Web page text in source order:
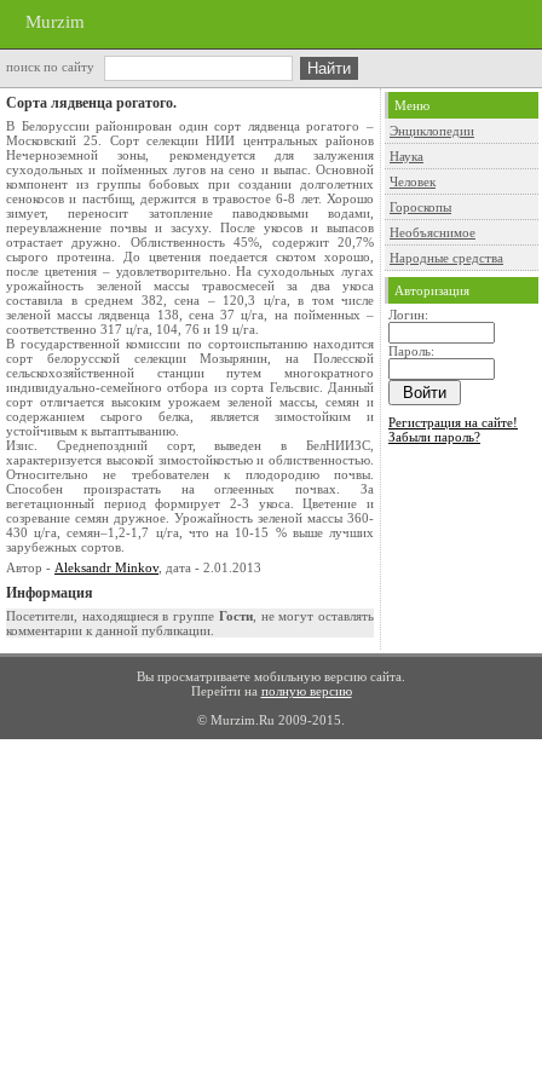
Murzim
поиск по сайту
Сорта лядвенца рогатого.
В Белоруссии районирован один сорт лядвенца рогатого –
Московский 25. Сорт селекции НИИ центральных районов
Нечерноземной зоны, рекомендуется для залужения
суходольных и пойменных лугов на сено и выпас. Основной
компонент из группы бобовых при создании долголетних
сенокосов и пастбищ, держится в травостое 6-8 лет. Хорошо
зимует, переносит затопление паводковыми водами,
переувлажнение почвы и засуху. После укосов и выпасов
отрастает дружно. Облиственность 45%, содержит 20,7%
сырого протеина. До цветения поедается скотом хорошо,
после цветения – удовлетворительно. На суходольных лугах
урожайность зеленой массы травосмесей за два укоса
составила в среднем 382, сена – 120,3 ц/га, в том числе
зеленой массы лядвенца 138, сена 37 ц/га, на пойменных –
соответственно 317 ц/га, 104, 76 и 19 ц/га.
В государственной комиссии по сортоиспытанию находится
сорт белорусской селекции Мозырянин, на Полесской
сельскохозяйственной станции путем многократного
индивидуально-семейного отбора из сорта Гельсвис. Данный
сорт отличается высоким урожаем зеленой массы, семян и
содержанием сырого белка, является зимостойким и
устойчивым к вытаптыванию.
Изис. Среднепоздний сорт, выведен в БелНИИЗС,
характеризуется высокой зимостойкостью и облиственностью.
Относительно не требователен к плодородию почвы.
Способен произрастать на оглеенных почвах. За
вегетационный период формирует 2-3 укоса. Цветение и
созревание семян дружное. Урожайность зеленой массы 360-
430 ц/га, семян–1,2-1,7 ц/га, что на 10-15 % выше лучших
зарубежных сортов.
Автор - Aleksandr Minkov, дата - 2.01.2013
Информация
Посетители, находящиеся в группе Гости, не могут оставлять
комментарии к данной публикации.
Меню
Энциклопедии
Наука
Человек
Гороскопы
Необъяснимое
Народные средства
Авторизация
Логин:
Пароль:
Регистрация на сайте!
Забыли пароль?
Вы просматриваете мобильную версию сайта.
Перейти на полную версию
© Murzim.Ru 2009-2015.